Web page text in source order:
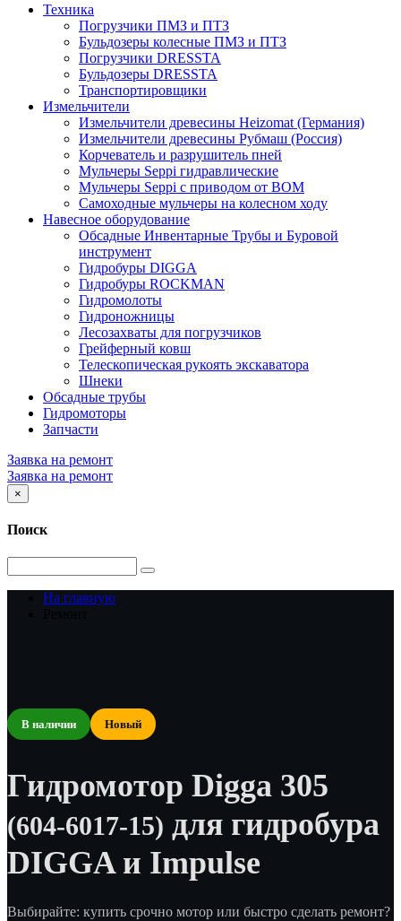
Техника
Погрузчики ПМЗ и ПТЗ
Бульдозеры колесные ПМЗ и ПТЗ
Погрузчики DRESSTA
Бульдозеры DRESSTA
Транспортировщики
Измельчители
Измельчители древесины Heizomat (Германия)
Измельчители древесины Рубмаш (Россия)
Корчеватель и разрушитель пней
Мульчеры Seppi гидравлические
Мульчеры Seppi с приводом от ВОМ
Самоходные мульчеры на колесном ходу
Навесное оборудование
Обсадные Инвентарные Трубы и Буровой
инструмент
Гидробуры DIGGA
Гидробуры ROCKMAN
Гидромолоты
Гидроножницы
Лесозахваты для погрузчиков
Грейферный ковш
Телескопическая рукоять экскаватора
Шнеки
Обсадные трубы
Гидромоторы
Запчасти
Заявка на ремонт
Заявка на ремонт
×
Поиск
На главную
В наличии Новый
Гидромотор Digga 305
(604-6017-15) для гидробура
DIGGA и Impulse
Выбирайте: купить срочно мотор или быстро сделать ремонт?